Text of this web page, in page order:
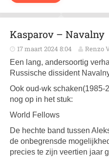
Kasparov – Navalny
17 maart 2024 8:04 Renzo
Een lang, andersoortig
Russische dissident
Ook oud-wk schaken(1985-
nog op in het stuk:
World Fellows
De hechte band tussen
de onbegrensde
precies te zijn veertien jaar